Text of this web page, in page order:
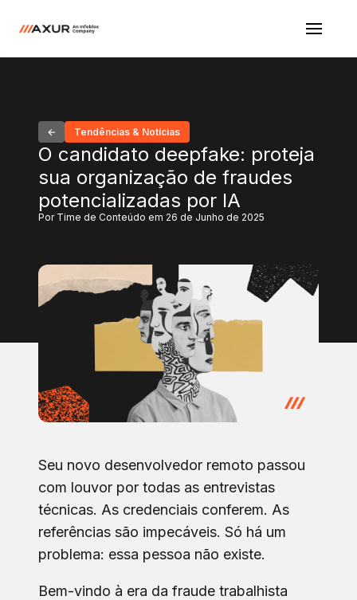
Tendências & Notícias
O candidato deepfake: proteja
sua organização de fraudes
potencializadas por IA
Por Time de Conteúdo em 26 de Junho de 2025
Seu novo desenvolvedor remoto passou
com louvor por todas as entrevistas
técnicas. As credenciais conferem. As
referências são impecáveis. Só há um
problema: essa pessoa não existe.
Bem-vindo à era da fraude trabalhista